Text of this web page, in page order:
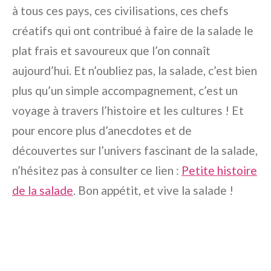
à tous ces pays, ces civilisations, ces chefs
créatifs qui ont contribué à faire de la salade le
plat frais et savoureux que l’on connaît
aujourd’hui. Et n’oubliez pas, la salade, c’est bien
plus qu’un simple accompagnement, c’est un
voyage à travers l’histoire et les cultures ! Et
pour encore plus d’anecdotes et de
découvertes sur l’univers fascinant de la salade,
n’hésitez pas à consulter ce lien : Petite histoire
de la salade . Bon appétit, et vive la salade !